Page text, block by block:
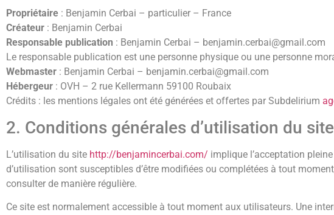
Propriétaire : Benjamin Cerbai – particulier – France
Créateur : Benjamin Cerbai
Responsable publication : Benjamin Cerbai – benjamin.cerbai@gmail.com
Le responsable publication est une personne physique ou une personne
Webmaster : Benjamin Cerbai – benjamin.cerbai@gmail.com
Hébergeur : OVH – 2 rue Kellermann 59100 Roubaix
Crédits : les mentions légales ont été générées et offertes par Subdelirium
2. Conditions générales d’utilisation du
L’utilisation du site http://benjamincerbai.com/ implique l’acceptation
d’utilisation sont susceptibles d’être modifiées ou complétées à tout
consulter de manière régulière.
Ce site est normalement accessible à tout moment aux utilisateurs. Une